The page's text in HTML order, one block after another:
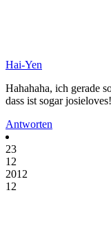
Hai-Yen
Hahahaha, ich gerade
dass ist sogar
Antworten
23
12
2012
12